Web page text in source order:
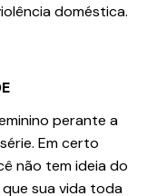
doméstica.
perante a
Em certo
não tem ideia do
que sua vida toda